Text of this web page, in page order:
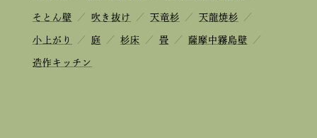
そとん壁 ／ 吹き抜け ／ 天竜杉 ／ 天龍焼杉 ／
小上がり ／ 庭 ／ 杉床 ／ 畳 ／ 薩摩中霧島壁 ／
造作キッチン